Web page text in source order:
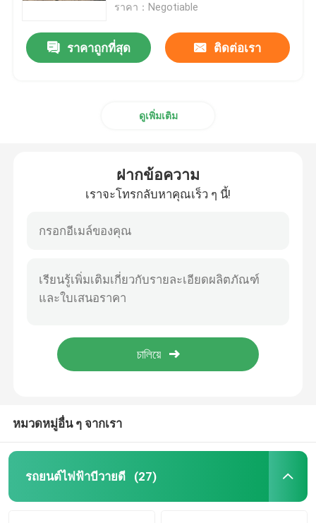
ราคา：Negotiable
ราคาถูกที่สุด ติดต่อเรา
ดูเพิ่มเติม
ฝากข้อความ
เราจะโทรกลับหาคุณเร็ว ๆ นี้!
หมวดหมู่อื่น ๆ จากเรา
รถยนต์ไฟฟ้าบีวายดี (27)